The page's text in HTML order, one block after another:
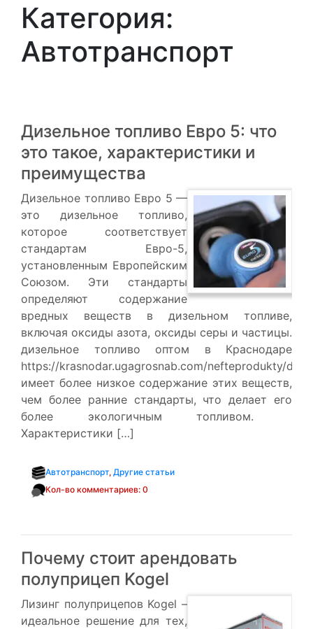
Категория:
Автотранспорт
Дизельное топливо Евро 5: что
это такое, характеристики и
преимущества
Дизельное топливо Евро 5 —
это дизельное топливо,
которое соответствует
стандартам Евро-5,
установленным Европейским
Союзом. Эти стандарты
определяют содержание
вредных веществ в дизельном топливе,
включая оксиды азота, оксиды серы и частицы.
дизельное топливо оптом в Краснодаре
https://krasnodar.ugagrosnab.com/nefteprodukty/
имеет более низкое содержание этих веществ,
чем более ранние стандарты, что делает его
более экологичным топливом.
Характеристики […]
Автотранспорт, Другие статьи
Кол-во комментариев: 0
Почему стоит арендовать
полуприцеп Kogel
Лизинг полуприцепов Kogel –
идеальное решение для тех,